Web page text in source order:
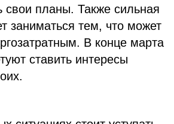
свои планы. Также сильная
заниматься тем, что может
В конце марта
ставить интересы